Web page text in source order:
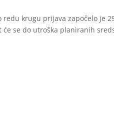
krugu prijava započelo je
se do utroška planiranih